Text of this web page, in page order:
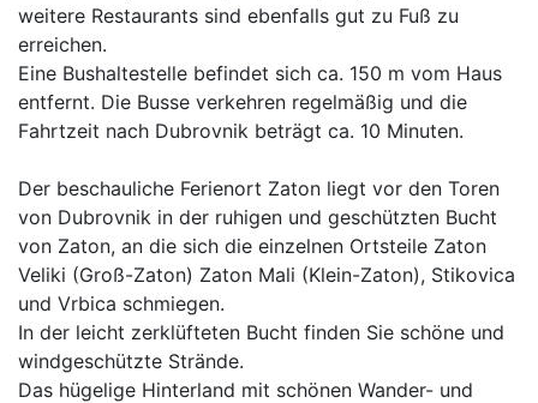
weitere Restaurants sind ebenfalls gut zu Fuß zu
erreichen.
Eine Bushaltestelle befindet sich ca. 150 m vom Haus
entfernt. Die Busse verkehren regelmäßig und die
Fahrtzeit nach Dubrovnik beträgt ca. 10 Minuten.
Der beschauliche Ferienort Zaton liegt vor den Toren
von Dubrovnik in der ruhigen und geschützten Bucht
von Zaton, an die sich die einzelnen Ortsteile Zaton
Veliki (Groß-Zaton) Zaton Mali (Klein-Zaton), Stikovica
und Vrbica schmiegen.
In der leicht zerklüfteten Bucht finden Sie schöne und
windgeschützte Strände.
Das hügelige Hinterland mit schönen Wander- und